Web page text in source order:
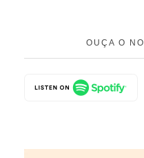
OUÇA O